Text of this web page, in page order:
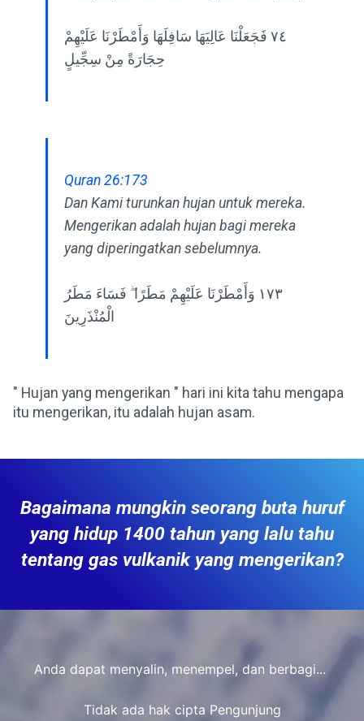
٧٤ فَجَعَلْنَا عَالِيَهَا سَافِلَهَا وَأَمْطَرْنَا عَلَيْهِمْ
حِجَارَةً مِنْ سِجِّيلٍ
Quran 26:173
Dan Kami turunkan hujan untuk mereka.
Mengerikan adalah hujan bagi mereka
yang diperingatkan sebelumnya.
١٧٣ وَأَمْطَرْنَا عَلَيْهِمْ مَطَرًا ۖ فَسَاءَ مَطَرُ
الْمُنْذَرِينَ
" Hujan yang mengerikan " hari ini kita tahu mengapa
itu mengerikan, itu adalah hujan asam.
Bagaimana mungkin seorang buta huruf
yang hidup 1400 tahun yang lalu tahu
tentang gas vulkanik yang mengerikan?
Anda dapat menyalin, menempel, dan berbagi...
Tidak ada hak cipta Pengunjung